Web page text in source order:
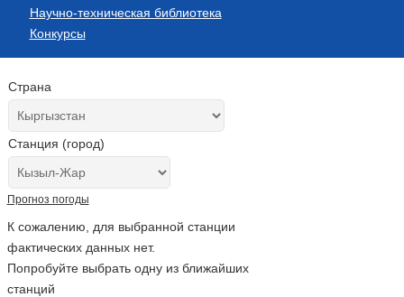
Научно-техническая библиотека
Конкурсы
Страна
Станция (город)
Прогноз погоды
К сожалению, для выбранной станции
фактических данных нет.
Попробуйте выбрать одну из ближайших
станций